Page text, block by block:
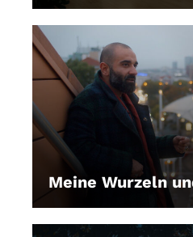
Meine Wurzeln
LEIHEN